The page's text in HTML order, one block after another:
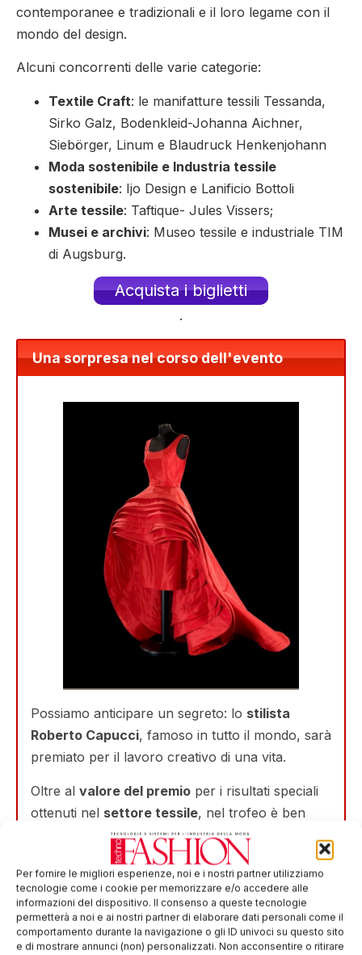
Per fornire le migliori esperienze, noi e i nostri partner utilizziamo
tecnologie come i cookie per memorizzare e/o accedere alle
informazioni del dispositivo. Il consenso a queste tecnologie
permetterà a noi e ai nostri partner di elaborare dati personali come il
comportamento durante la navigazione o gli ID univoci su questo sito
e di mostrare annunci (non) personalizzati. Non acconsentire o ritirare
contemporanee e tradizionali e il loro legame con il
mondo del design.
Alcuni concorrenti delle varie categorie:
Textile Craft: le manifatture tessili Tessanda,
Sirko Galz, Bodenkleid-Johanna Aichner,
Siebörger, Linum e Blaudruck Henkenjohann
Moda sostenibile e Industria tessile
sostenibile: Ijo Design e Lanificio Bottoli
Arte tessile: Taftique- Jules Vissers;
Musei e archivi: Museo tessile e industriale TIM
di Augsburg.
Acquista i biglietti
.
Una sorpresa nel corso dell'evento
Possiamo anticipare un segreto: lo stilista
Roberto Capucci, famoso in tutto il mondo, sarà
premiato per il lavoro creativo di una vita.
Oltre al valore del premio per i risultati speciali
ottenuti nel settore tessile, nel trofeo è ben
visibile un pezzo del tessuto originale utilizzato
Christo (1935-2022) per coprire
l’Arco di Trionfo a Parigi.
Christo aveva progettato di rivestire questo
edificio fin dal 1962 come parte del suo lavoro di